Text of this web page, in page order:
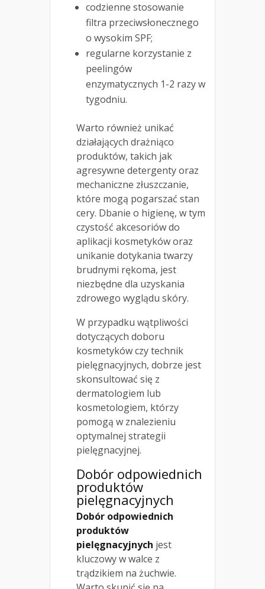
codzienne stosowanie
filtra przeciwsłonecznego
o wysokim SPF;
regularne korzystanie z
peelingów
enzymatycznych 1-2 razy w
tygodniu.
Warto również unikać
działających drażniąco
produktów, takich jak
agresywne detergenty oraz
mechaniczne złuszczanie,
które mogą pogarszać stan
cery. Dbanie o higienę, w tym
czystość akcesoriów do
aplikacji kosmetyków oraz
unikanie dotykania twarzy
brudnymi rękoma, jest
niezbędne dla uzyskania
zdrowego wyglądu skóry.
W przypadku wątpliwości
dotyczących doboru
kosmetyków czy technik
pielęgnacyjnych, dobrze jest
skonsultować się z
dermatologiem lub
kosmetologiem, którzy
pomogą w znalezieniu
optymalnej strategii
pielęgnacyjnej.
Dobór odpowiednich
produktów
pielęgnacyjnych
Dobór odpowiednich
produktów
pielęgnacyjnych jest
kluczowy w walce z
trądzikiem na żuchwie.